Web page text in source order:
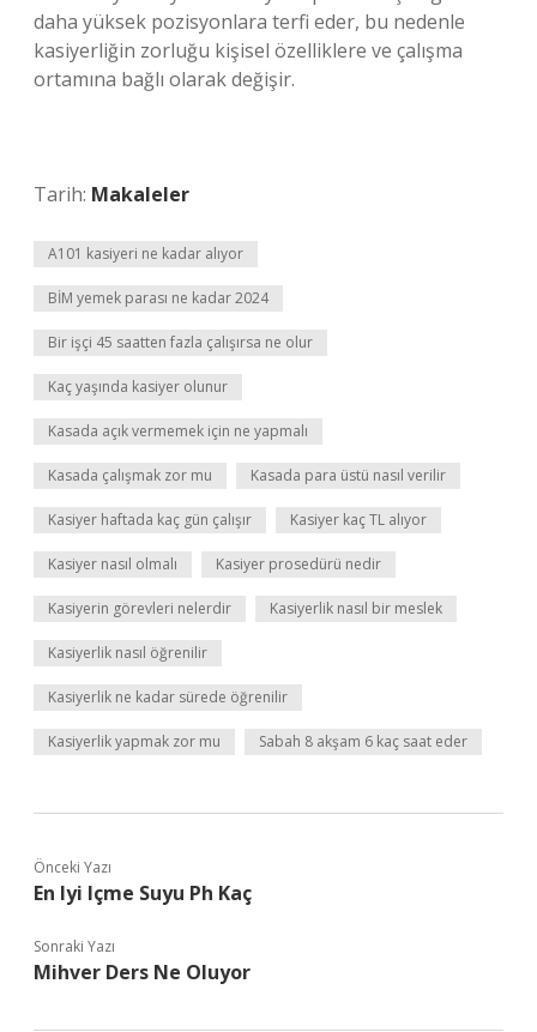
daha yüksek pozisyonlara terfi eder, bu nedenle
kasiyerliğin zorluğu kişisel özelliklere ve çalışma
ortamına bağlı olarak değişir.
Tarih: Makaleler
A101 kasiyeri ne kadar alıyor
BİM yemek parası ne kadar 2024
Bir işçi 45 saatten fazla çalışırsa ne olur
Kaç yaşında kasiyer olunur
Kasada açık vermemek için ne yapmalı
Kasada çalışmak zor mu Kasada para üstü nasıl verilir
Kasiyer haftada kaç gün çalışır Kasiyer kaç TL alıyor
Kasiyer nasıl olmalı Kasiyer prosedürü nedir
Kasiyerin görevleri nelerdir Kasiyerlik nasıl bir meslek
Kasiyerlik nasıl öğrenilir
Kasiyerlik ne kadar sürede öğrenilir
Kasiyerlik yapmak zor mu Sabah 8 akşam 6 kaç saat eder
Önceki Yazı
En Iyi Içme Suyu Ph Kaç
Sonraki Yazı
Mihver Ders Ne Oluyor